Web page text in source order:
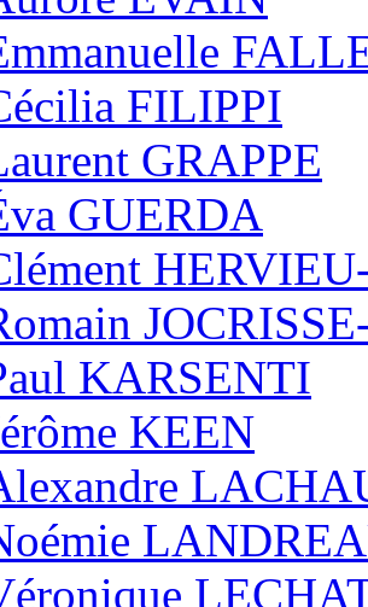
FILIPPI
GRAPPE
GUERDA
KARSENTI
KEEN